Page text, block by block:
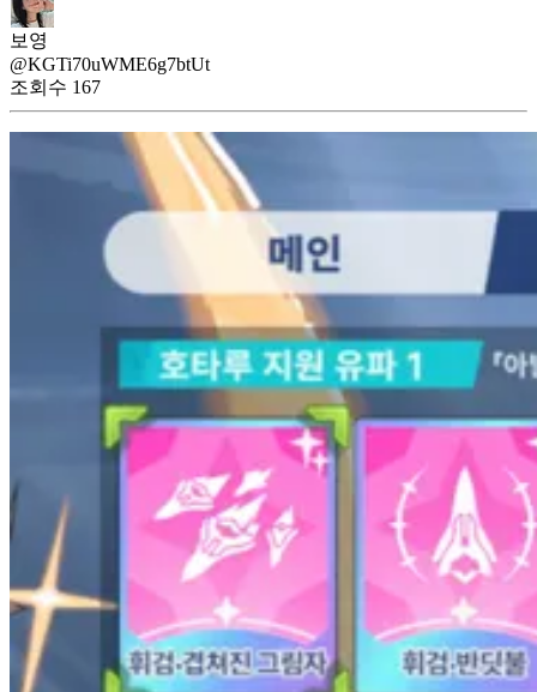
보영
@KGTi70uWME6g7btUt
조회수 167